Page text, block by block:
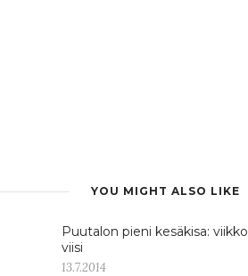
YOU MIGHT ALSO LIKE
Puutalon pieni kesäkisa: viikko
viisi
13.7.2014